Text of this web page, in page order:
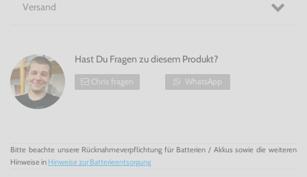
Versand
Hast Du Fragen zu diesem Produkt?
Chris fragen WhatsApp
Bitte beachte unsere Rücknahmeverpflichtung für Batterien / Akkus sowie die weiteren
Hinweise in Hinweise zur Batterieentsorgung